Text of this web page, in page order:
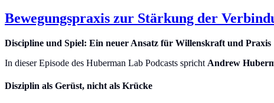
Bewegungspraxis zur Stärkung der
Discipline und Spiel: Ein neuer Ansatz für Willenskraft und Praxis
In dieser Episode des Huberman Lab Podcasts spricht Andrew
Disziplin als Gerüst, nicht als Krücke